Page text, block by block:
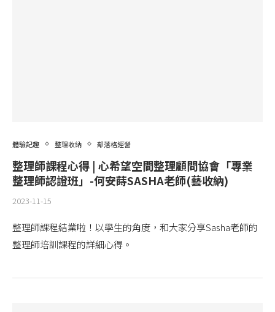
體驗記趣 整理收納 部落格經營
整理師課程心得 | 心希望空間整理顧問協會「專業
整理師認證班」-何安蒔SASHA老師(藝收納)
2023-11-15
整理師課程結業啦！以學生的角度，和大家分享Sasha老師的
整理師培訓課程的詳細心得。